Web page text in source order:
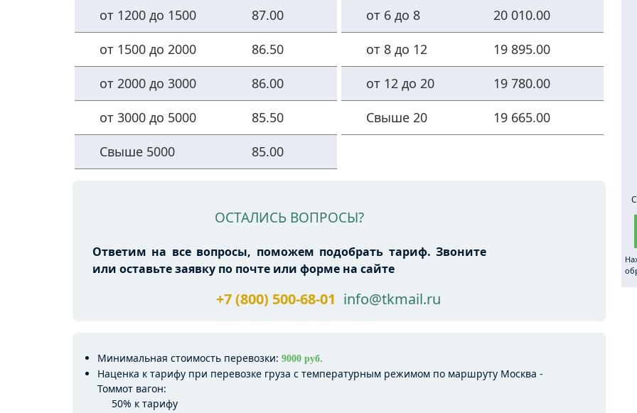
от 1200 до 1500
87.00
от 1500 до 2000
86.50
от 2000 до 3000
86.00
от 3000 до 5000
85.50
Свыше 5000
85.00
от 6 до 8
20 010.00
от 8 до 12
19 895.00
от 12 до 20
19 780.00
Свыше 20
19 665.00
ОСТАЛИСЬ ВОПРОСЫ?
Ответим на все вопросы, поможем подобрать тариф. Звоните
или оставьте заявку по почте или форме на сайте
+7 (800) 500-68-01 info@tkmail.ru
Минимальная стоимость перевозки: 9000 руб.
Наценка к тарифу при перевозке груза с температурным режимом по маршруту Москва -
Томмот вагон:
50% к тарифу